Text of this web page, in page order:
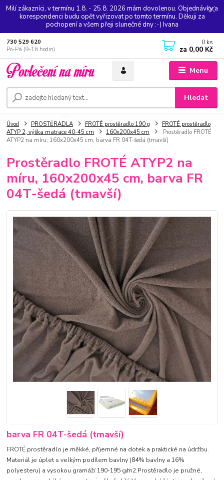
Milí zákazníci, v termínu 1.8. - 25.8. 2026 mám dovolenou. Objednávky a
korespondenci budu opět vyřizovat po tomto termínu. Děkuji za
pochopení a všem přeji slunečné dny :-) Ivana
Menu
Hledat
730 529 620
Po-Pá (9-16 hodin)
0 ks
za 0,00 Kč
Úvod PROSTĚRADLA FROTÉ prostěradlo 190 g
FROTÉ prostěradlo
ATYP 2, výška matrace 40-45 cm
160x200x45 cm
Prostěradlo FROTÉ
ATYP2 na míru, 160x200x45 cm, barva FR 04T-šedá (tmavší)
Prostěradlo FROTÉ ATYP2 na
míru, 160x200x45 cm, barva FR
04T-šedá (tmavší)
barva FR 04T-šedá (tmavší)
FROTÉ prostěradlo je měkké, příjemné na dotek a praktické na údržbu.
Materiál je úplet s velkým podílem bavlny (84% bavlny a 16%
polyesteru) a vysokou gramáží 190-195 g/m2.Prostěradlo je pružné,